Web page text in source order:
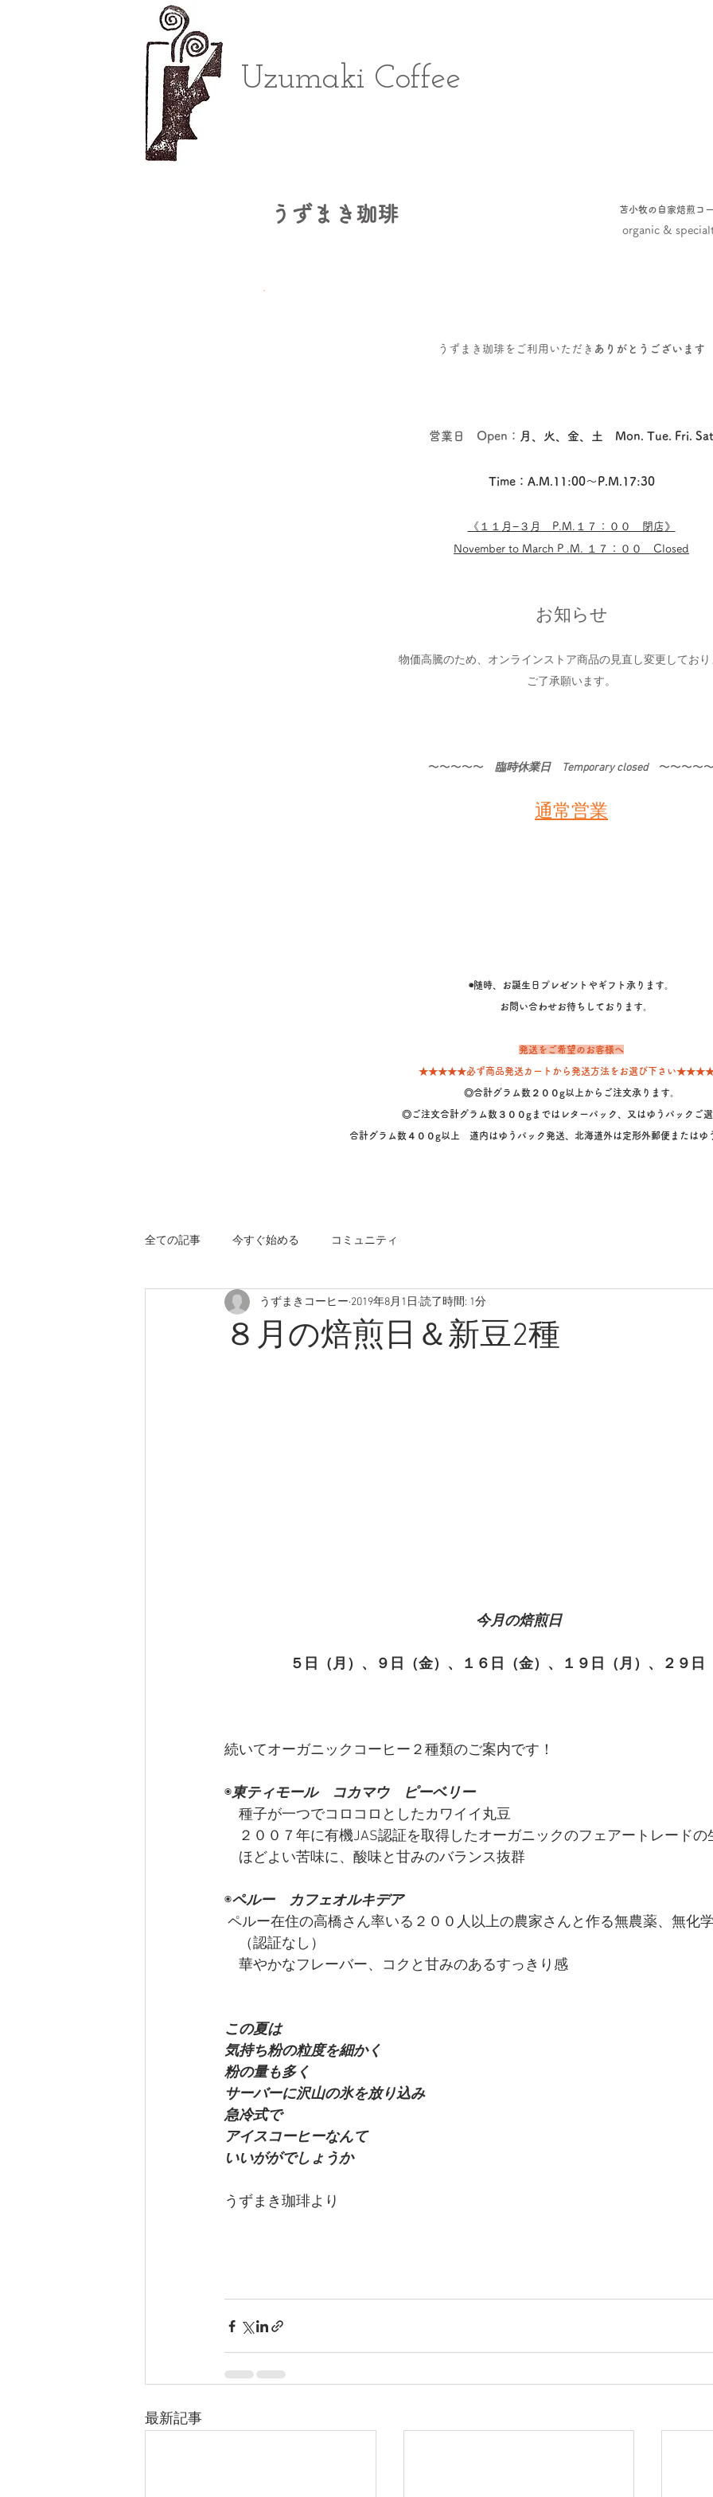
Uzumaki Coffee
うずまき珈琲 苫小牧の自家焙煎コ
organic &
うずまき珈琲を ご利用いただき ありがとうございます
営業日 Open： 月、火、金、土 Mon. Tue. Fri. Sat
Time：A.M.11:00〜P.M.17:30
《１１ 月−３月​ P.M.１７：００ 閉店》
November to March P .M. １７：００ Closed
お知らせ
物価高騰のため、オンラインストア商品の見直し変更してお
​ご了承願います。
〜〜〜〜〜​ 臨時休業日 Temporary closed〜〜〜〜
通常営業
◉随時、お誕生日プレゼントやギフト承ります。
​ お問い合わせお待ちしております。
発送をご希望のお客様へ
★★★★★必ず商品発送カートから発送方法をお選び下さい
◎合計グラム数２００g以上からご注文承ります。
◎ご注文合計グラム数３００gまではレターパック、又はゆうパックご
合計グラム数４００g以上 道内はゆうパック発送、北海道外は定形外郵便またはゆ
全ての記事 今すぐ始める コミュニティ
８月の焙煎日＆新豆2種
うずまきコーヒー 2019年8月1日 読了時間: 1分
今月の焙煎日
５日（月）、９日（金）、１６日（金）、１９日（月）、２９日
続いてオーガニックコーヒー２種類のご案内です！
◉東ティモール　コカマウ　ピーベリー
種子が一つでコロコロとしたカワイイ丸豆
２００７年に有機JAS認証を取得したオーガニックのフェアートレードの
ほどよい苦味に、酸味と甘みのバランス抜群
◉ペルー　カフェオルキデア
ペルー在住の高橋さん率いる２００人以上の農家さんと作る無農薬、無化
（認証なし）
華やかなフレーバー、コクと甘みのあるすっきり感
この夏は
気持ち粉の粒度を細かく
粉の量も多く
サーバーに沢山の氷を放り込み
急冷式で
アイスコーヒーなんて
いいががでしょうか
うずまき珈琲より
最新記事